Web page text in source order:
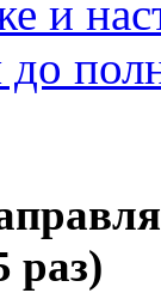
и
до
раз)